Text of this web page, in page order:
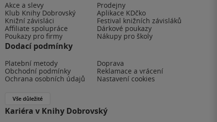
Akce a slevy
Prodejny
Klub Knihy Dobrovský
Aplikace KDčko
Knižní závisláci
Festival knižních závisláků
Affiliate spolupráce
Dárkové poukazy
Poukazy pro firmy
Nákupy pro školy
Dodací podmínky
Platební metody
Doprava
Obchodní podmínky
Reklamace a vrácení
Ochrana osobních údajů
Nastavení cookies
Vše důležité
Kariéra v Knihy Dobrovský